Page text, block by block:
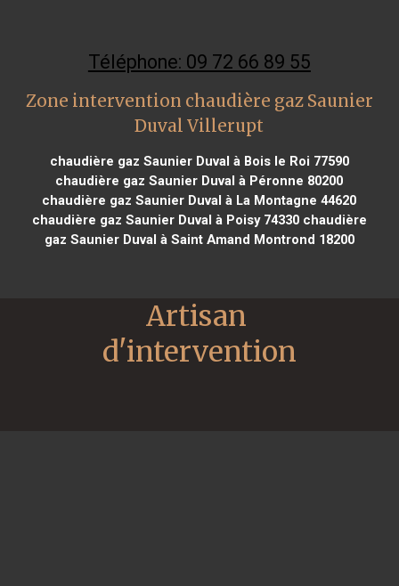
Téléphone: 09 72 66 89 55
Zone intervention chaudière gaz Saunier
Duval Villerupt
chaudière gaz Saunier Duval à Bois le Roi 77590
chaudière gaz Saunier Duval à Péronne 80200
chaudière gaz Saunier Duval à La Montagne 44620
chaudière gaz Saunier Duval à Poisy 74330chaudière
gaz Saunier Duval à Saint Amand Montrond 18200
Artisan
d'intervention